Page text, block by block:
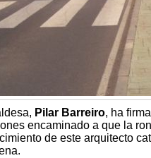
Pilar Barreiro, ha
encaminado a que la
de este arquitecto